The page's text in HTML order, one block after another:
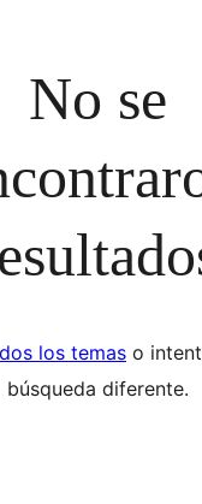
No se
los temas o
búsqueda diferente.